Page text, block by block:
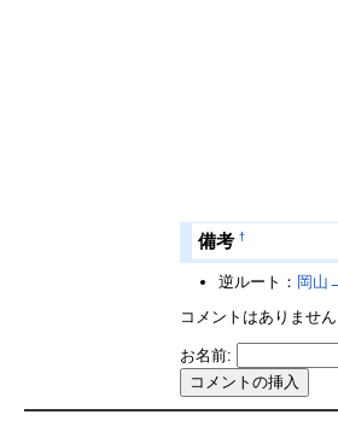
備考 †
逆ルート： 岡山
コメントはありません
お名前: